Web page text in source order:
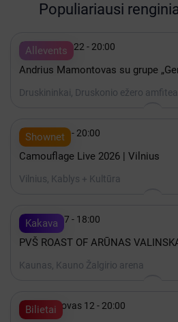
Populiariausi
Allevents
 Rugpjūtis 22 - 20:00
Andrius Mamontovas su grupe
Druskininkai, Druskonio ežero
Shownet
 Spalis 15 - 20:00
Camouflage Live 2026 | Vilnius
Vilnius, Kablys + Kultūra
Kakava
 Spalis 17 - 18:00
PVŠ ROAST OF ARŪNAS
Kaunas, Kauno Žalgirio arena
Bilietai
 2027 Kovas 12 - 20:00